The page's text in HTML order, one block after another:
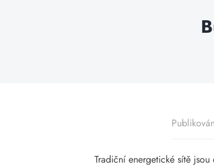
Tradiční energetické sítě